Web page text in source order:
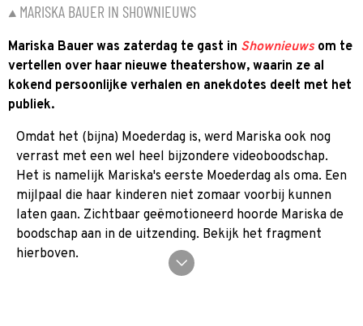
MARISKA BAUER IN SHOWNIEUWS
Mariska Bauer was zaterdag te gast in Shownieuws om te
vertellen over haar nieuwe theatershow, waarin ze al
kokend persoonlijke verhalen en anekdotes deelt met het
publiek.
Omdat het (bijna) Moederdag is, werd Mariska ook nog
verrast met een wel heel bijzondere videoboodschap.
Het is namelijk Mariska's eerste Moederdag als oma. Een
mijlpaal die haar kinderen niet zomaar voorbij kunnen
laten gaan. Zichtbaar geëmotioneerd hoorde Mariska de
boodschap aan in de uitzending. Bekijk het fragment
hierboven.